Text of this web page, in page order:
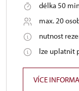
délka 50
max. 20
nutnost
lze uplatnit
VÍCE